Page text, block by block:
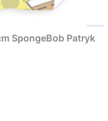
SpongeBob Patryk